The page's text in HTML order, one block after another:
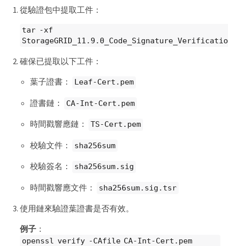
從驗證包中提取工件：
tar -xf
確保已提取以下工件：
葉子證書：
Leaf-Cert.pem
證書鏈： CA-Int-Cert.pem
時間戳響應鏈： TS-Cert.pem
校驗文件： sha256sum
校驗簽名： sha256sum.sig
時間戳響應文件： sha256sum.sig.tsr
使用鏈來驗證葉證書是否有效。
例子：
openssl verify -CAfile CA-Int-Cert.pem